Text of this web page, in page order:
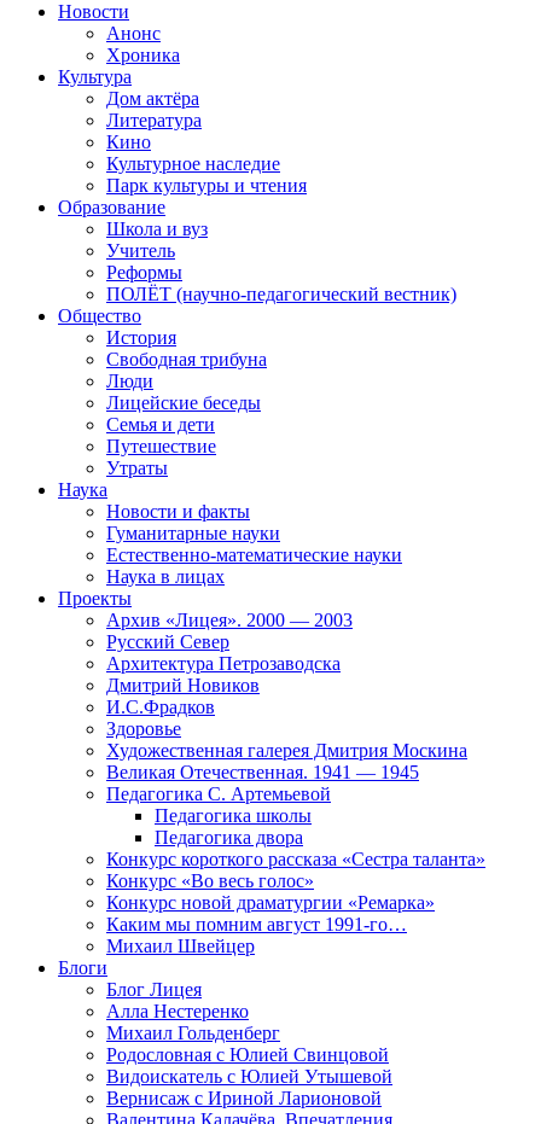
Новости
Анонс
Хроника
Культура
Дом актёра
Литература
Кино
Культурное наследие
Парк культуры и чтения
Образование
Школа и вуз
Учитель
Реформы
ПОЛЁТ (научно-педагогический вестник)
Общество
История
Свободная трибуна
Люди
Лицейские беседы
Семья и дети
Путешествие
Утраты
Наука
Новости и факты
Гуманитарные науки
Естественно-математические науки
Наука в лицах
Проекты
Архив «Лицея». 2000 — 2003
Русский Север
Архитектура Петрозаводска
Дмитрий Новиков
И.С.Фрадков
Здоровье
Художественная галерея Дмитрия Москина
Великая Отечественная. 1941 — 1945
Педагогика С. Артемьевой
Педагогика школы
Педагогика двора
Конкурс короткого рассказа «Сестра таланта»
Конкурс «Во весь голос»
Конкурс новой драматургии «Ремарка»
Каким мы помним август 1991-го…
Михаил Швейцер
Блоги
Блог Лицея
Алла Нестеренко
Михаил Гольденберг
Родословная с Юлией Свинцовой
Видоискатель с Юлией Утышевой
Вернисаж с Ириной Ларионовой